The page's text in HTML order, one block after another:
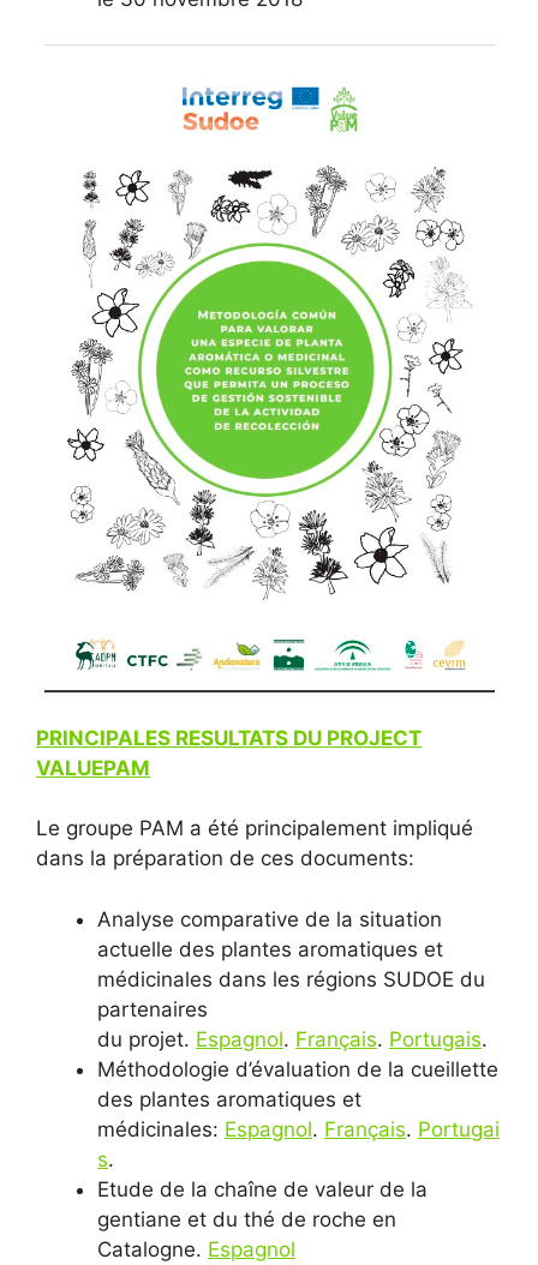
PRINCIPALES RESULTATS DU PROJECT
VALUEPAM
Le groupe PAM a été principalement impliqué
dans la préparation de ces documents:
Analyse comparative de la situation
actuelle des plantes aromatiques et
médicinales dans les régions SUDOE du
partenaires
du projet. Espagnol. Français. Portugais.
Méthodologie d’évaluation de la cueillette
des plantes aromatiques et
médicinales: Espagnol. Français. Portugai
s.
Etude de la chaîne de valeur de la
gentiane et du thé de roche en
Catalogne. Espagnol